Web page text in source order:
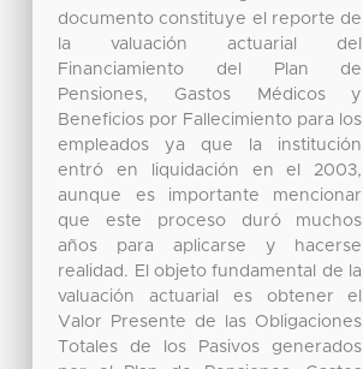
documento constituye el reporte de
la valuación actuarial del
Financiamiento del Plan de
Pensiones, Gastos Médicos y
Beneficios por Fallecimiento para los
empleados ya que la institución
entró en liquidación en el 2003,
aunque es importante mencionar
que este proceso duró muchos
años para aplicarse y hacerse
realidad. El objeto fundamental de la
valuación actuarial es obtener el
Valor Presente de las Obligaciones
Totales de los Pasivos generados